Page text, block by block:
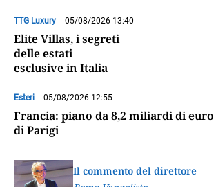
TTG Luxury 05/08/2026 13:40
Elite Villas, i segreti
delle estati
esclusive in Italia
Esteri 05/08/2026 12:55
Francia: piano da 8,2 miliardi di
di Parigi
Il commento del direttore